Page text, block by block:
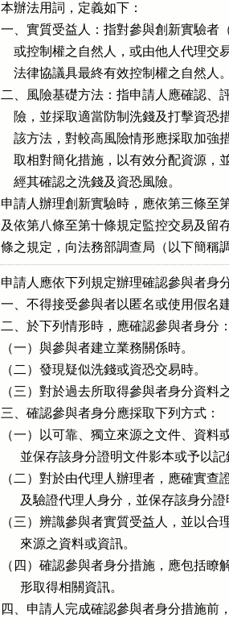
本辦法用詞，定義如下：
一、實質受益人：指對參與創新實驗者
或控制權之自然人，或由他人代理
    法律協議具最終有效控制權之自然人。
二、風險基礎方法：指申請人應確認、
險，並採取適當防制洗錢及打擊資
該方法，對較高風險情形應採取加
取相對簡化措施，以有效分配資源
    經其確認之洗錢及資恐風險。
申請人辦理創新實驗時，應依第三條至
及依第八條至第十條規定監控交易及留
條之規定，向法務部調查局（以下簡稱
申請人應依下列規定辦理確認參與者身
一、不得接受參與者以匿名或使用假名
二、於下列情形時，應確認參與者身分：
（一）與參與者建立業務關係時。
（二）發現疑似洗錢或資恐交易時。
（三）對於過去所取得參與者身分資料
三、確認參與者身分應採取下列方式：
（一）以可靠、獨立來源之文件、資料
並保存該身分證明文件影本或予以記
（二）對於由代理人辦理者，應確實
及驗證代理人身分，並保存該身分
（三）辨識參與者實質受益人，並以
      來源之資料或資訊。
（四）確認參與者身分措施，應包括
      形取得相關資訊。
四、申請人完成確認參與者身分措施前